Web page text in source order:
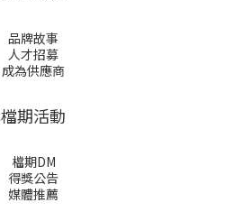
品牌故事
人才招募
成為供應商
檔期活動
檔期DM
得獎公告
媒體推薦